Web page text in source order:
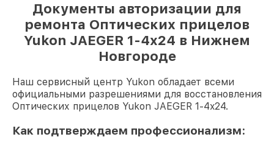
Документы авторизации для
ремонта Оптических прицелов
Yukon JAEGER 1-4x24 в Нижнем
Новгороде
Наш сервисный центр Yukon обладает всеми
официальными разрешениями для восстановления
Оптических прицелов Yukon JAEGER 1-4x24.
Как подтверждаем профессионализм: